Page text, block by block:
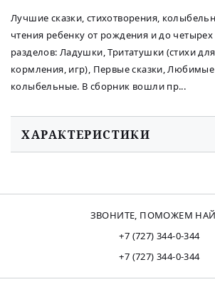
Лучшие сказки, стихотворения,
чтения ребенку от рождения и до четырех
разделов: Ладушки, Тритатушки (стихи
кормления, игр), Первые сказки,
колыбельные. В сборник вошли пр...
ХАРАКТЕРИСТИКИ
ЗВОНИТЕ, ПОМОЖЕМ
+7 (727) 344-0-344
+7 (727) 344-0-344